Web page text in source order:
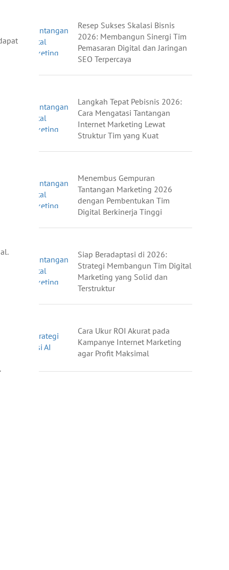
Resep Sukses Skalasi Bisnis
2026: Membangun Sinergi Tim
Pemasaran Digital dan Jaringan
SEO Terpercaya
Langkah Tepat Pebisnis 2026:
Cara Mengatasi Tantangan
Internet Marketing Lewat
Struktur Tim yang Kuat
Menembus Gempuran
Tantangan Marketing 2026
dengan Pembentukan Tim
Digital Berkinerja Tinggi
Siap Beradaptasi di 2026:
Strategi Membangun Tim Digital
Marketing yang Solid dan
Terstruktur
Cara Ukur ROI Akurat pada
Kampanye Internet Marketing
agar Profit Maksimal